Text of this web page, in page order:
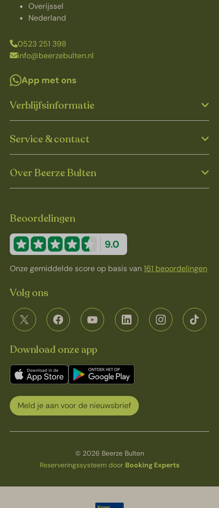
Overijssel
Nederland
0523 251 398
info@beerzebulten.nl
App met ons
Verblijfsinformatie
Service & contact
Over Beerze Bulten
Beoordelingen
9.0
Onze gemiddelde score op basis van161 beoordelingen
Volg ons
Download onze app
Meld je aan voor de nieuwsbrief
© 2026 Beerze Bulten
Reserveringssysteem door Booking Experts